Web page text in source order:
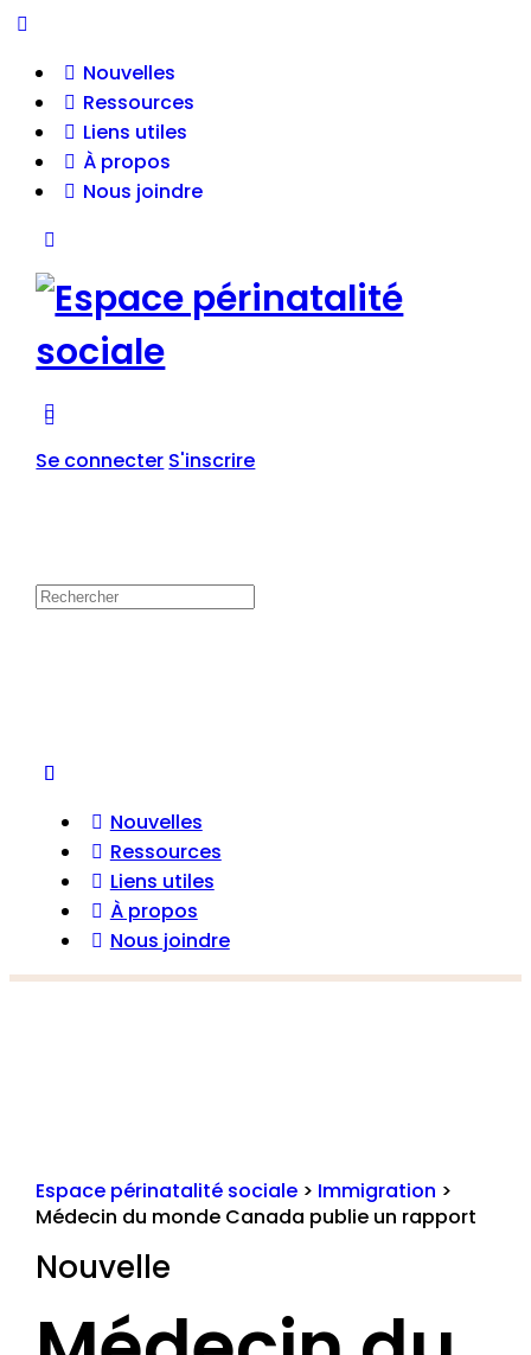
Nouvelles
Ressources
Liens utiles
À propos
Nous joindre
Se connecter S'inscrire
Nouvelles
Ressources
Liens utiles
À propos
Nous joindre
Espace périnatalité sociale > Immigration >
Médecin du monde Canada publie un rapport
Nouvelle